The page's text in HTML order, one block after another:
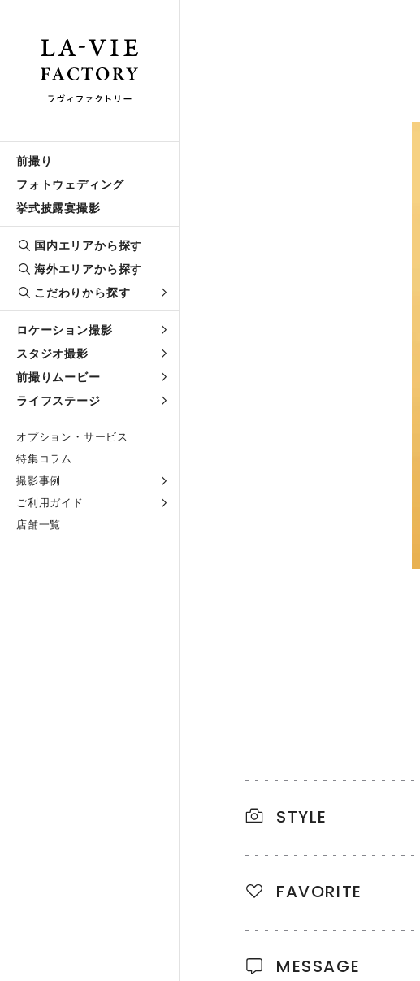
前撮り
フォトウェディング
挙式披露宴撮影
国内エリアから探す
海外エリアから探す
こだわりから探す
ロケーション撮影
スタジオ撮影
前撮りムービー
ライフステージ
オプション・サービス
特集コラム
撮影事例
ご利用ガイド
店舗一覧
STYLE
FAVORITE
MESSAGE